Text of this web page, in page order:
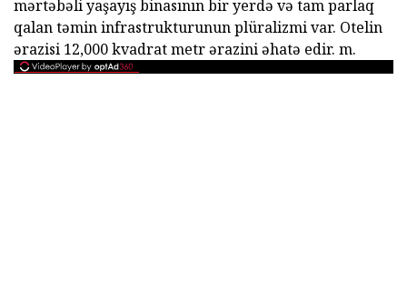
mərtəbəli yaşayış binasının bir yerdə və tam parlaq
qalan təmin infrastrukturunun plüralizmi var. Otelin
ərazisi 12,000 kvadrat metr ərazini əhatə edir. m.